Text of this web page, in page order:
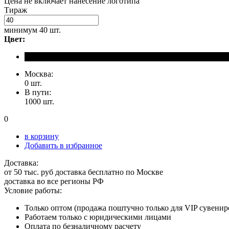
Тираж
минимум 40 шт.
Цвет:
Москва:
0 шт.
В пути:
1000 шт.
0
в корзину
Добавить в избранное
Доставка:
от 50 тыс. руб доставка бесплатно по Москве
доставка во все регионы РФ
Условие работы:
Только оптом (продажа поштучно только для VIP
Работаем только с юридическими лицами
Оплата по безналичному расчету